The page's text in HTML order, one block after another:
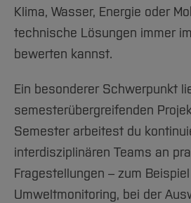
Klima, Wasser, Energie oder
technische Lösungen immer
bewerten kannst.
Ein besonderer Schwerpunkt
semesterübergreifenden
Semester arbeitest du
interdisziplinären Teams an
Fragestellungen – zum
Umweltmonitoring, bei der